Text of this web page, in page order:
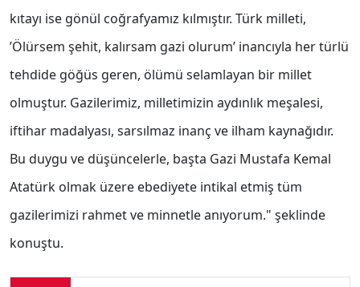
kıtayı ise gönül coğrafyamız kılmıştır. Türk milleti,
’Ölürsem şehit, kalırsam gazi olurum’ inancıyla her türlü
tehdide göğüs geren, ölümü selamlayan bir millet
olmuştur. Gazilerimiz, milletimizin aydınlık meşalesi,
iftihar madalyası, sarsılmaz inanç ve ilham kaynağıdır.
Bu duygu ve düşüncelerle, başta Gazi Mustafa Kemal
Atatürk olmak üzere ebediyete intikal etmiş tüm
gazilerimizi rahmet ve minnetle anıyorum." şeklinde
konuştu.